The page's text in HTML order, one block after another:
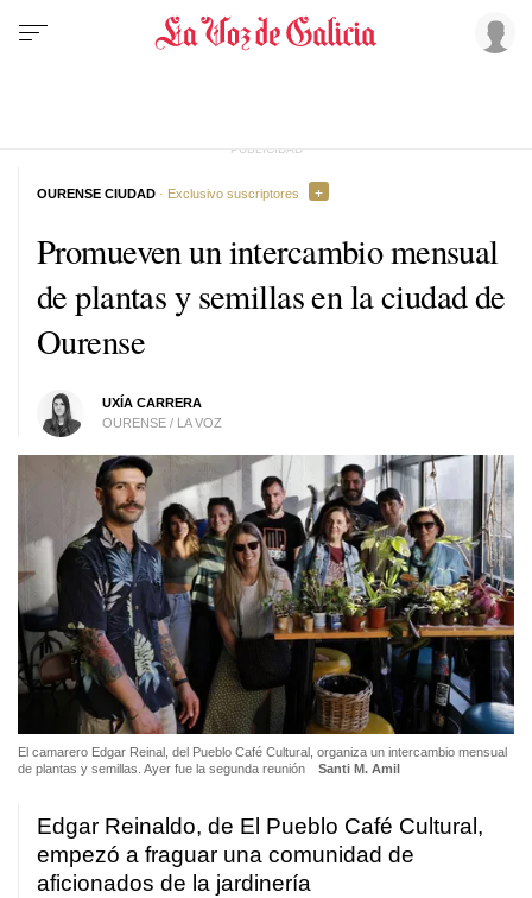
Promueven un intercambio mensual
de plantas y semillas en la ciudad de
Ourense
UXÍA CARRERA
OURENSE / LA VOZ
OURENSE CIUDAD · Exclusivo suscriptores
El camarero Edgar Reinal, del Pueblo Café Cultural, organiza un intercambio mensual
de plantas y semillas. Ayer fue la segunda reunión
Santi M. Amil
Edgar Reinaldo, de El Pueblo Café Cultural,
empezó a fraguar una comunidad de
aficionados de la jardinería